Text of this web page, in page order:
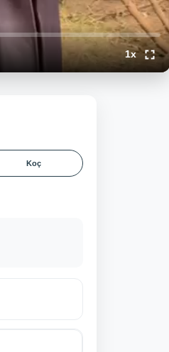
1x
Koç